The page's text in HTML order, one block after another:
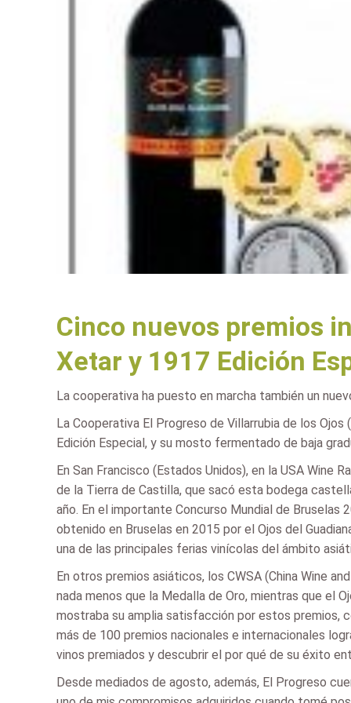
Cinco nuevos premios
Xetar y 1917 Edición
La cooperativa ha puesto en marcha también un
La Cooperativa El Progreso de Villarrubia de los Ojos
Edición Especial, y su mosto fermentado de baja
En San Francisco (Estados Unidos), en la USA Wine
de la Tierra de Castilla, que sacó esta bodega
año. En el importante Concurso Mundial de Bruselas
obtenido en Bruselas en 2015 por el Ojos del
una de las principales ferias vinícolas del ámbito
En otros premios asiáticos, los CWSA (China Wine
nada menos que la Medalla de Oro, mientras que el
mostraba su amplia satisfacción por estos premios,
más de 100 premios nacionales e internacionales
vinos premiados y descubrir el por qué de su éxito
Desde mediados de agosto, además, El Progreso